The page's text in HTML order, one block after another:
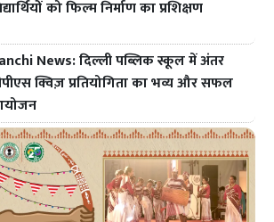
को फिल्म निर्माण का प्रशिक्षण
News: दिल्ली पब्लिक स्कूल में अंतर
क्विज़ प्रतियोगिता का भव्य और सफल